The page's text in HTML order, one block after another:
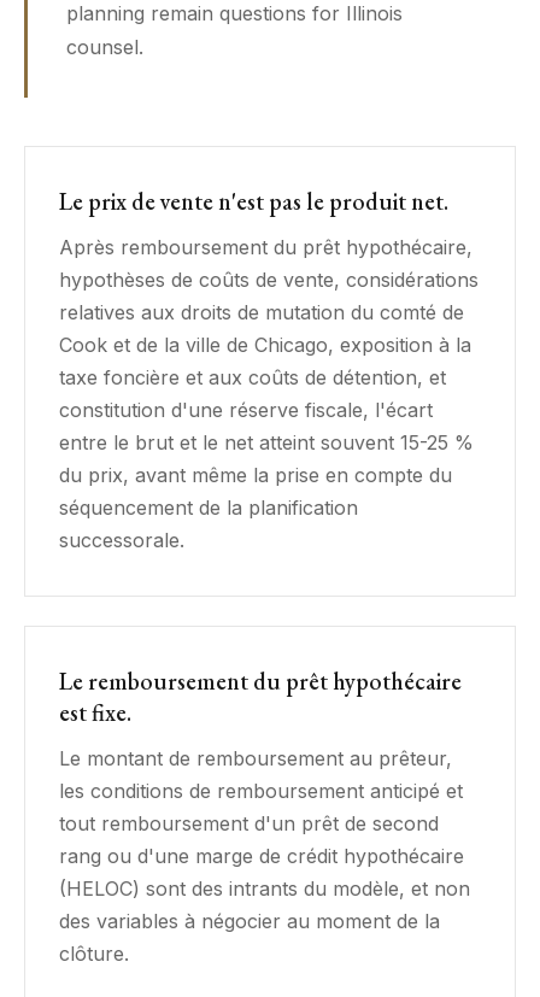
planning remain questions for Illinois
counsel.
Le prix de vente n'est pas le produit net.
Après remboursement du prêt hypothécaire,
hypothèses de coûts de vente, considérations
relatives aux droits de mutation du comté de
Cook et de la ville de Chicago, exposition à la
taxe foncière et aux coûts de détention, et
constitution d'une réserve fiscale, l'écart
entre le brut et le net atteint souvent 15-25 %
du prix, avant même la prise en compte du
séquencement de la planification
successorale.
Le remboursement du prêt hypothécaire
est fixe.
Le montant de remboursement au prêteur,
les conditions de remboursement anticipé et
tout remboursement d'un prêt de second
rang ou d'une marge de crédit hypothécaire
(HELOC) sont des intrants du modèle, et non
des variables à négocier au moment de la
clôture.